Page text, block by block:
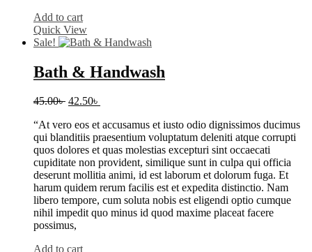
Add to cart
Quick View
Sale!
Bath & Handwash
45.00৳ Original
was:
45.00৳ .
42.50৳
is:
42.50৳ .
“At vero eos et accusamus et iusto odio dignissimos ducimus
qui blanditiis praesentium voluptatum deleniti atque corrupti
quos dolores et quas molestias excepturi sint occaecati
cupiditate non provident, similique sunt in culpa qui officia
deserunt mollitia animi, id est laborum et dolorum fuga. Et
harum quidem rerum facilis est et expedita distinctio. Nam
libero tempore, cum soluta nobis est eligendi optio cumque
nihil impedit quo minus id quod maxime placeat facere
possimus,
Add to cart